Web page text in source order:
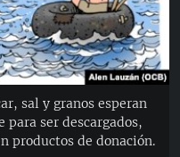
LATINA
sal y granos esperan
para ser descargados,
productos de donación.